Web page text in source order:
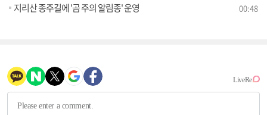
지리산 종주길에 '곰 주의 알림종' 운영 00:48